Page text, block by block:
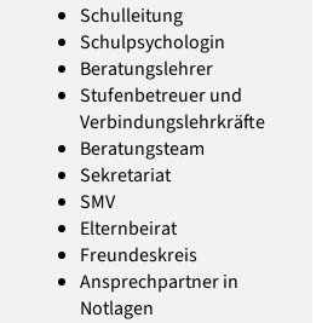
Schulleitung
Schulpsychologin
Beratungslehrer
Stufenbetreuer und
Verbindungslehrkräfte
Beratungsteam
Sekretariat
SMV
Elternbeirat
Freundeskreis
Ansprechpartner in
Notlagen